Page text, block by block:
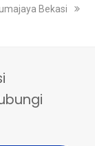
Bekasi